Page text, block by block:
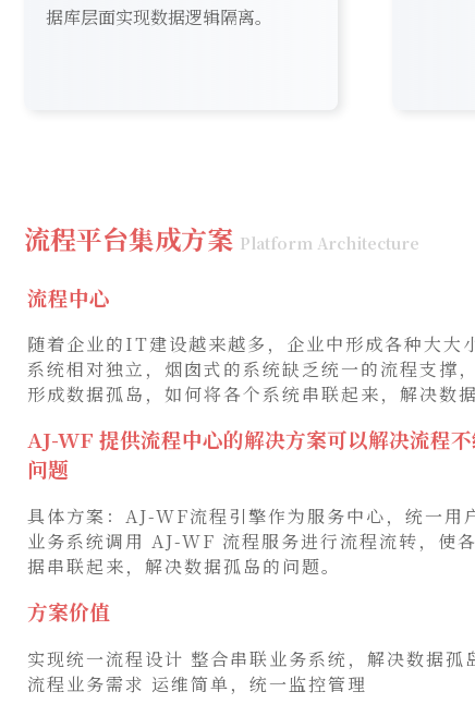
据库层面实现数据逻辑隔离。
流程平台集成方案 Platform Architecture
流程中心
随着企业的IT建设越来越多，企业中形成各种大大
系统相对独立，烟囱式的系统缺乏统一的流程支撑
形成数据孤岛，如何将各个系统串联起来，解决数
AJ-WF 提供流程中心的解决方案可以解决流程
问题
具体方案：AJ-WF流程引擎作为服务中心，统一用
业务系统调用 AJ-WF 流程服务进行流程流转，使
据串联起来，解决数据孤岛的问题。
方案价值
实现统一流程设计 整合串联业务系统，解决数据孤
流程业务需求 运维简单，统一监控管理